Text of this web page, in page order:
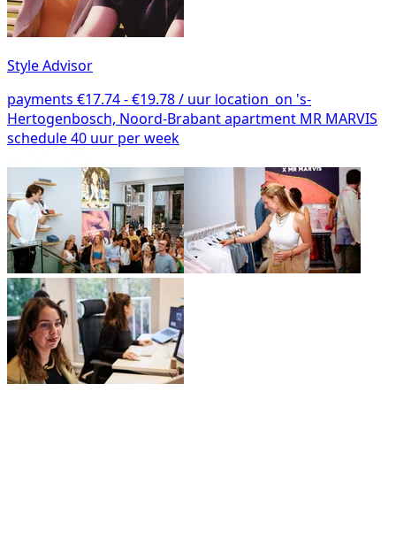
Style Advisor
payments €17.74 - €19.78 / uur location_on 's-
Hertogenbosch, Noord-Brabantapartment MR MARVIS
schedule40 uur per week